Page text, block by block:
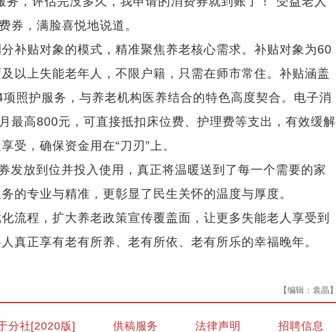
券，满脸喜悦地说道。
贴对象的模式，精准聚焦养老核心需求。补贴对象为60
以上失能老年人，不限户籍，只需在师市常住。补贴涵盖
照护服务，与养老机构医养结合的特色高度契合。电子消
最高800元，可直接抵扣床位费、护理费等支出，有效缓解
受，确保资金用在“刀刃”上。
放到位并投入使用，真正将温暖送到了每一个需要的家
的专业与精准，更彰显了民生关怀的温度与厚度。
程，扩大养老政策宣传覆盖面，让更多失能老人享受到
真正享有老有所养、老有所依、老有所乐的幸福晚年。
【编辑：袁晶】
分社[2020版] 供稿服务 法律声明 招聘信息